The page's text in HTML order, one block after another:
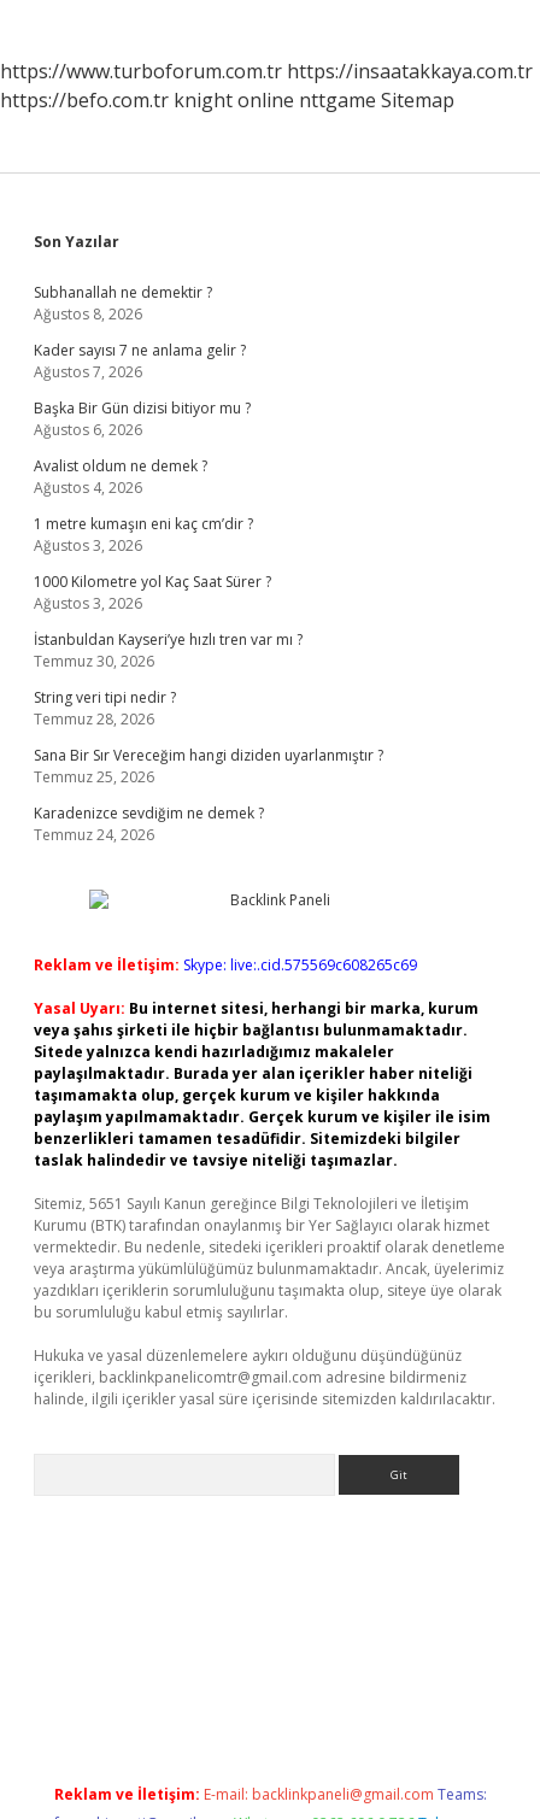
https://www.turboforum.com.tr https://insaatakkaya.com.tr
https://befo.com.tr knight online nttgame Sitemap
Sidebar
Son Yazılar
Subhanallah ne demektir ?
Ağustos 8, 2026
Kader sayısı 7 ne anlama gelir ?
Ağustos 7, 2026
Başka Bir Gün dizisi bitiyor mu ?
Ağustos 6, 2026
Avalist oldum ne demek ?
Ağustos 4, 2026
1 metre kumaşın eni kaç cm’dir ?
Ağustos 3, 2026
1000 Kilometre yol Kaç Saat Sürer ?
Ağustos 3, 2026
İstanbuldan Kayseri’ye hızlı tren var mı ?
Temmuz 30, 2026
String veri tipi nedir ?
Temmuz 28, 2026
Sana Bir Sır Vereceğim hangi diziden uyarlanmıştır ?
Temmuz 25, 2026
Karadenizce sevdiğim ne demek ?
Temmuz 24, 2026
Reklam ve İletişim: Skype: live:.cid.575569c608265c69
Yasal Uyarı: Bu internet sitesi, herhangi bir marka, kurum
veya şahıs şirketi ile hiçbir bağlantısı bulunmamaktadır.
Sitede yalnızca kendi hazırladığımız makaleler
paylaşılmaktadır. Burada yer alan içerikler haber niteliği
taşımamakta olup, gerçek kurum ve kişiler hakkında
paylaşım yapılmamaktadır. Gerçek kurum ve kişiler ile isim
benzerlikleri tamamen tesadüfidir. Sitemizdeki bilgiler
taslak halindedir ve tavsiye niteliği taşımazlar.
Sitemiz, 5651 Sayılı Kanun gereğince Bilgi Teknolojileri ve İletişim
Kurumu (BTK) tarafından onaylanmış bir Yer Sağlayıcı olarak hizmet
vermektedir. Bu nedenle, sitedeki içerikleri proaktif olarak denetleme
veya araştırma yükümlülüğümüz bulunmamaktadır. Ancak, üyelerimiz
yazdıkları içeriklerin sorumluluğunu taşımakta olup, siteye üye olarak
bu sorumluluğu kabul etmiş sayılırlar.
Hukuka ve yasal düzenlemelere aykırı olduğunu düşündüğünüz
içerikleri, backlinkpanelicomtr@gmail.com adresine bildirmeniz
halinde, ilgili içerikler yasal süre içerisinde sitemizden kaldırılacaktır.
Reklam ve İletişim: E-mail: backlinkpaneli@gmail.com Teams: